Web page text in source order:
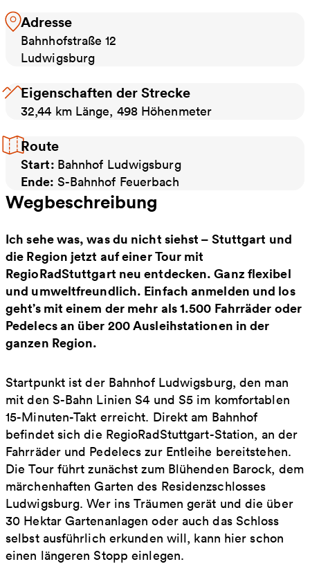
Adresse
Bahnhofstraße 12
Ludwigsburg
Eigenschaften der Strecke
32,44 km Länge, 498 Höhenmeter
Route
Start: Bahnhof Ludwigsburg
Ende: S-Bahnhof Feuerbach
Wegbeschreibung
Ich sehe was, was du nicht siehst – Stuttgart und
die Region jetzt auf einer Tour mit
RegioRadStuttgart neu entdecken. Ganz flexibel
und umweltfreundlich. Einfach anmelden und los
geht’s mit einem der mehr als 1.500 Fahrräder oder
Pedelecs an über 200 Ausleihstationen in der
ganzen Region.
Startpunkt ist der Bahnhof Ludwigsburg, den man
mit den S-Bahn Linien S4 und S5 im komfortablen
15-Minuten-Takt erreicht. Direkt am Bahnhof
befindet sich die RegioRadStuttgart-Station, an der
Fahrräder und Pedelecs zur Entleihe bereitstehen.
Die Tour führt zunächst zum Blühenden Barock, dem
märchenhaften Garten des Residenzschlosses
Ludwigsburg. Wer ins Träumen gerät und die über
30 Hektar Gartenanlagen oder auch das Schloss
selbst ausführlich erkunden will, kann hier schon
einen längeren Stopp einlegen.